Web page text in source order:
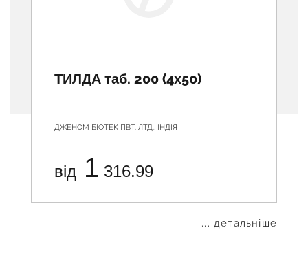
ТИЛДА таб. 200 (4х50)
ДЖЕНОМ БІОТЕК ПВТ. ЛТД., ІНДІЯ
від 1 316.99
... детальніше